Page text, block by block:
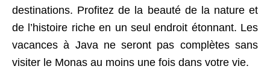
destinations. Profitez de la beauté de la nature et
de l’histoire riche en un seul endroit étonnant. Les
vacances à Java ne seront pas complètes sans
visiter le Monas au moins une fois dans votre vie.